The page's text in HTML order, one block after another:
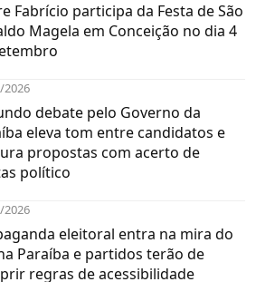
Fabrício participa da Festa de São
Magela em Conceição no dia 4
2026
debate pelo Governo da
eleva tom entre candidatos e
propostas com acerto de
político
2026
eleitoral entra na mira do
Paraíba e partidos terão de
regras de acessibilidade